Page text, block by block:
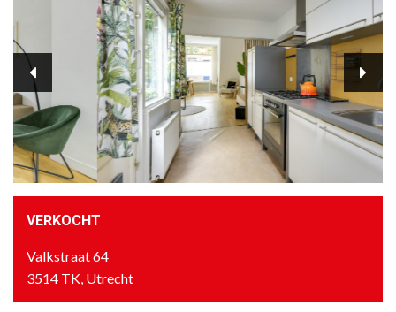
VERKOCHT
Valkstraat 64
3514 TK, Utrecht